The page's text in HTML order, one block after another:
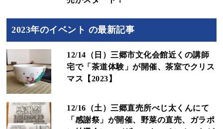
2023年のイベント の最新記事
12/14（日）三郷市文化会館近くの講師
宅で「茶道体験」が開催、茶室でクリス
マス【2023】
12/16（土）三郷直売所べじ太くんにて
「感謝祭」が開催、野菜の直売、ガラポ